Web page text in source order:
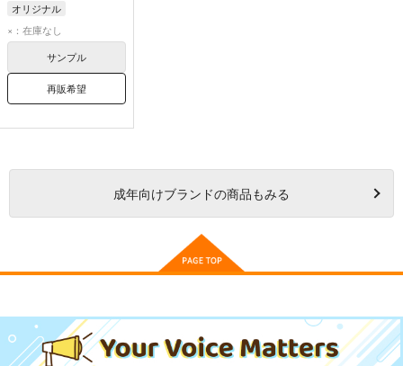
オリジナル
×：在庫なし
サンプル
再販希望
成年向けブランドの商品もみる